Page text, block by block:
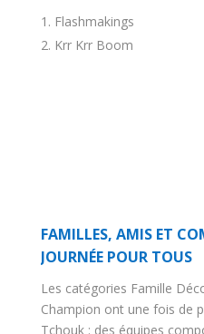
Flashmakings
Krr Krr Boom
FAMILLES, AMIS ET
JOURNÉE POUR TOUS
Les catégories Famille
Champion ont une fois de
Tchouk : des équipes